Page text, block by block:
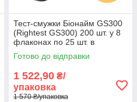
Тест-смужки Біонайм GS300
(Rightest GS300) 200 шт. у 8
флаконах по 25 шт. в
пакованні
Готово до відправки
1 522,90 ₴/
упаковка
1 570 ₴/упаковка